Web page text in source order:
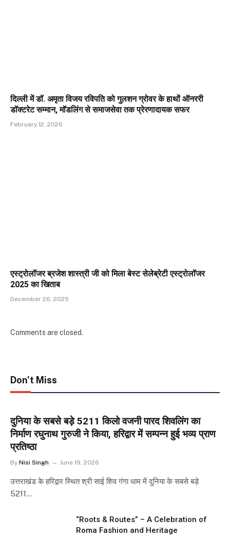
दिल्ली में डॉ. अमृता विजय रविपति को गुलशन ग्रोवर के हाथों ऑनररी
डॉक्टरेट सम्मान, मॉडलिंग से समाजसेवा तक प्रेरणादायक सफर
February 12, 2026
एस्ट्रोलॉजर ब्रजेश शास्त्री जी को मिला बेस्ट सेलेब्रेटी एस्ट्रोलॉजर
2025 का खिताब
December 26, 2025
Comments are closed.
Don't Miss
दुनिया के सबसे बड़े 5211 किलो वजनी पारद शिवलिंग का
निर्माण रघुनाथ गुरुजी ने किया, हरिद्वार में सम्पन्न हुई भव्य प्राण
प्रतिष्ठा
By Nisi Singh June 19, 2026
उत्तराखंड के हरिद्वार स्थित श्री साई शिव गंगा धाम में दुनिया के सबसे बड़े
5211…
“Roots & Routes” – A Celebration of
Roma Fashion and Heritage